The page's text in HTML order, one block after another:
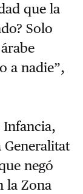
que la
Solo
a nadie”,
Infancia,
Generalitat
negó
la Zona